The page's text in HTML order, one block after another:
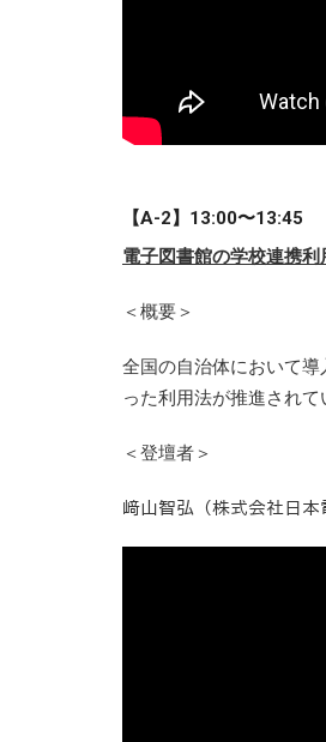
【A-2】13:00〜13:45
電子図書館の学校連携
＜概要＞
全国の自治体において
った利用法が推進され
＜登壇者＞
﨑山智弘（株式会社日